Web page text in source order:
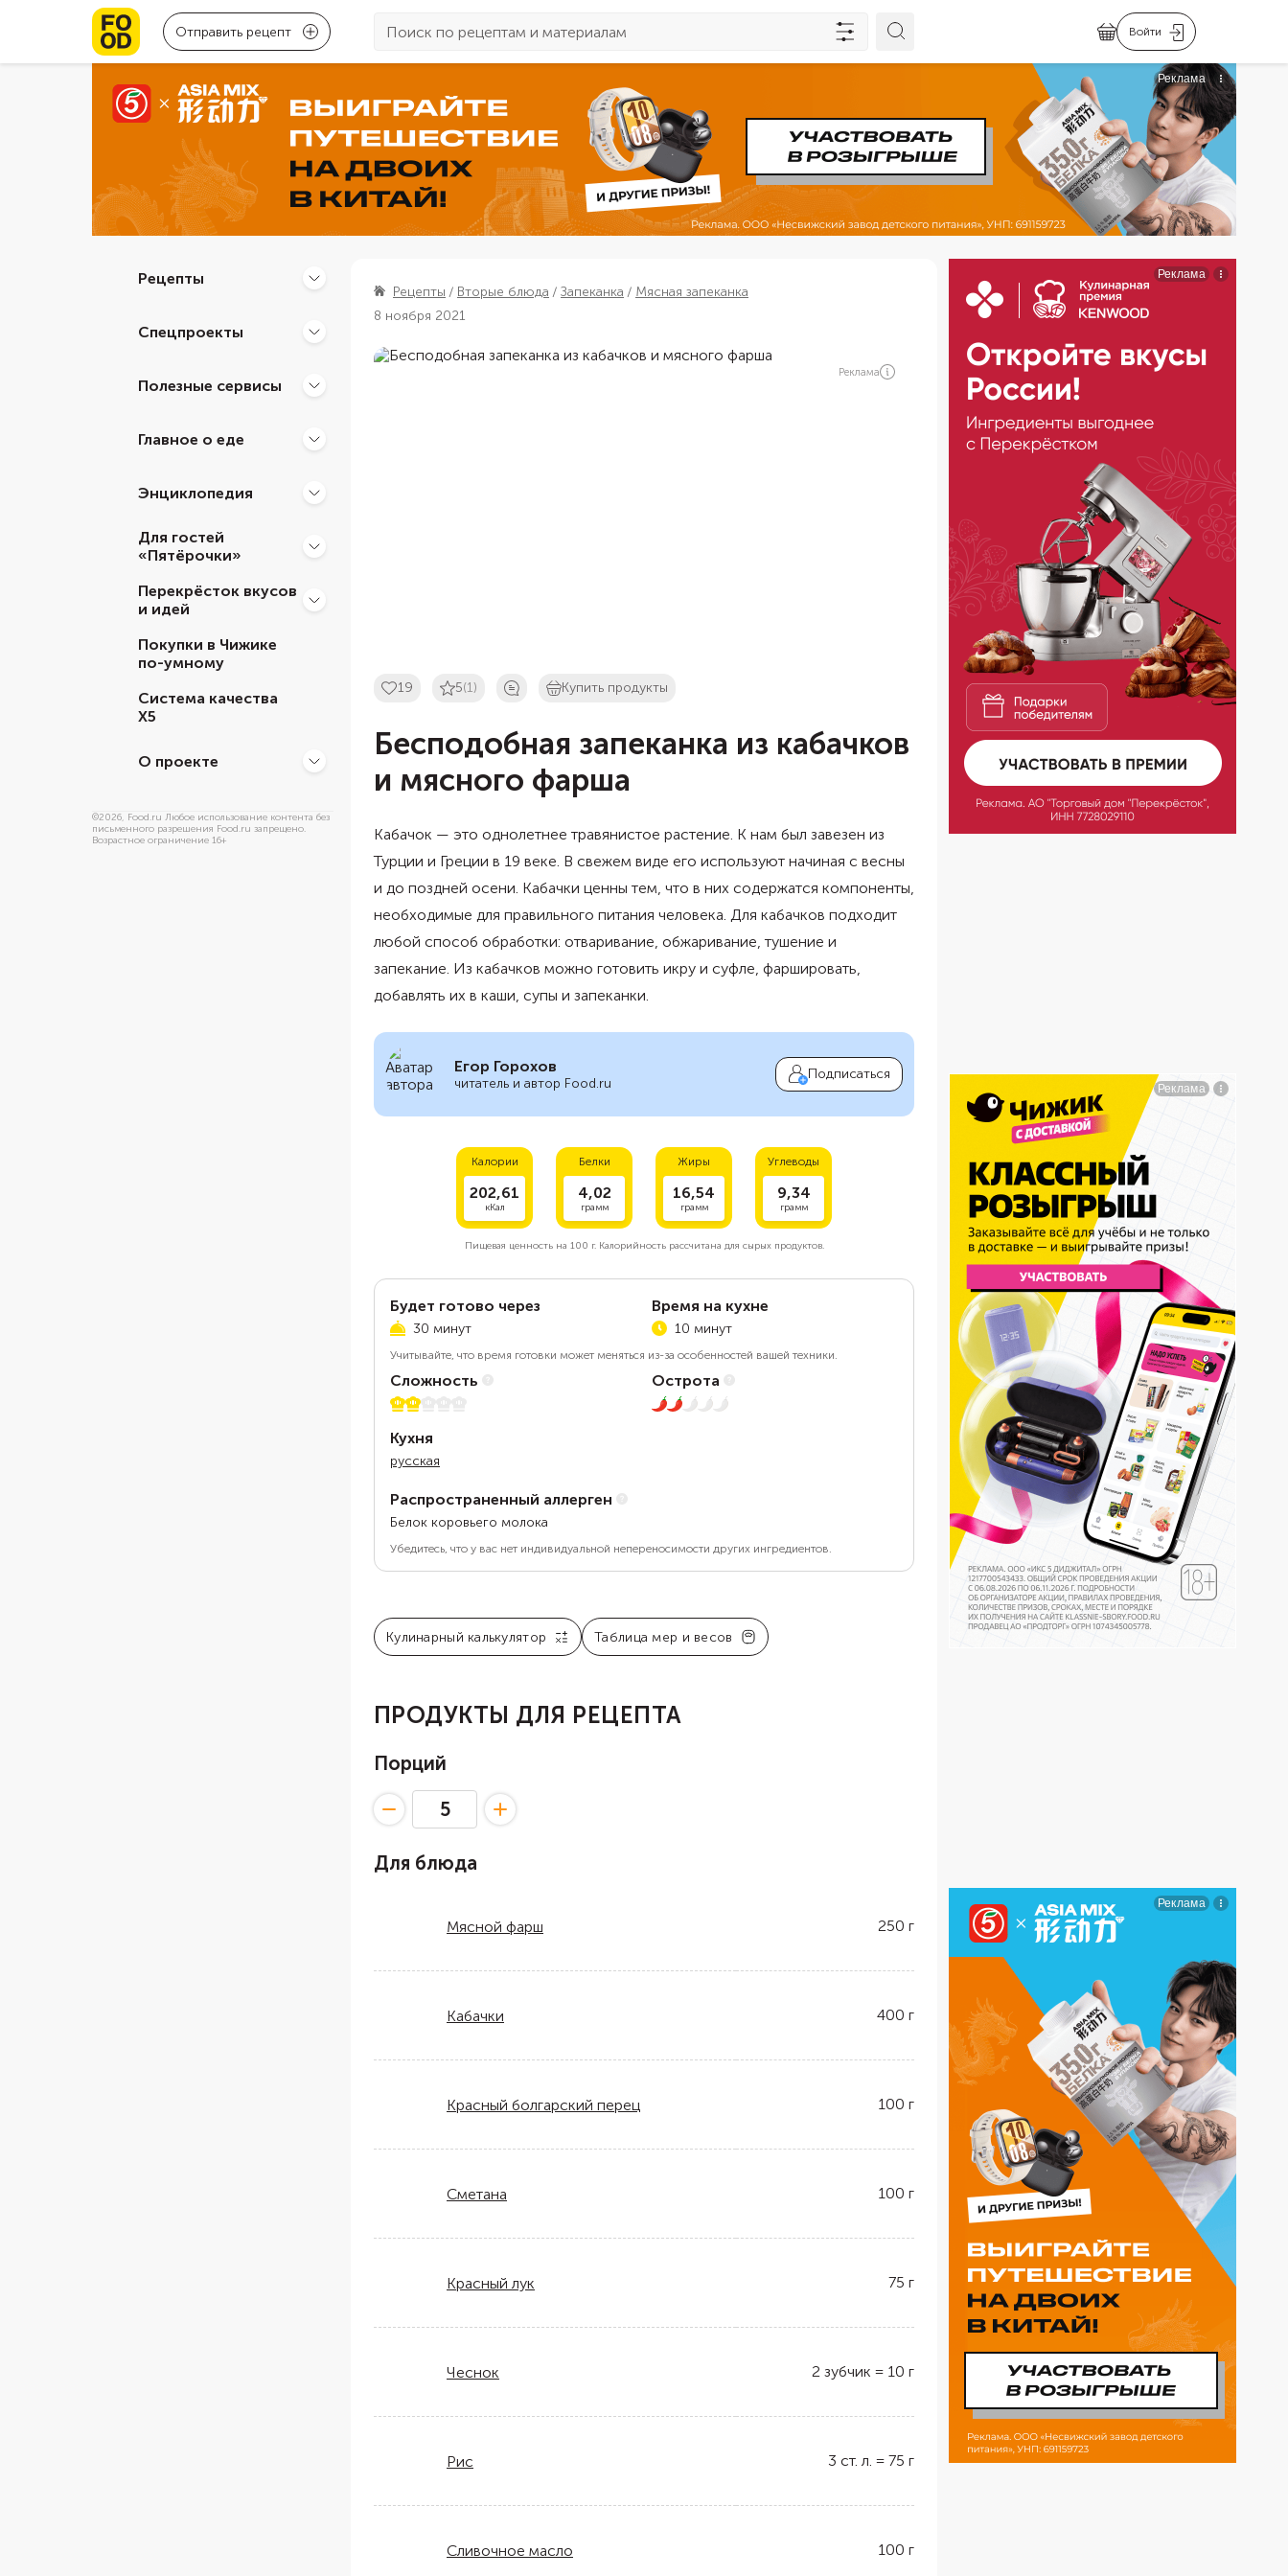
Отправить рецепт Войти
Рецепты
Спецпроекты
Полезные сервисы
Главное о еде
Энциклопедия
Для гостей
«Пятёрочки»
Перекрёсток вкусов
и идей
Покупки в Чижике
по-умному
Система качества
Х5
О проекте
©2026, Food.ru Любое использование контента без
письменного разрешения Food.ru запрещено.
Возрастное ограничение 16+
Рецепты Вторые блюда Запеканка
Мясная запеканка
8 ноября 2021
Реклама
19 5(1) Купить продукты
Бесподобная запеканка из кабачков
и мясного фарша
Кабачок — это однолетнее травянистое растение. К нам был завезен из
Турции и Греции в 19 веке. В свежем виде его используют начиная с весны
и до поздней осени. Кабачки ценны тем, что в них содержатся компоненты,
необходимые для правильного питания человека. Для кабачков подходит
любой способ обработки: отваривание, обжаривание, тушение и
запекание. Из кабачков можно готовить икру и суфле, фаршировать,
добавлять их в каши, супы и запеканки.
Егор Горохов
читатель и автор Food.ru
Подписаться
Калории
202,61
кКал
Белки
4,02
грамм
Жиры
16,54
грамм
Углеводы
9,34
грамм
Пищевая ценность на 100 г.Калорийность рассчитана для сырых продуктов.
Будет готово через
30 минут
Время на кухне
10 минут
Учитывайте, что время готовки может меняться из-за особенностей вашей техники.
Сложность
2 из 5
Острота
2 из 5
Кухня
русская
Распространенный аллерген
Белок коровьего молока
Убедитесь, что у вас нет индивидуальной непереносимости других ингредиентов.
Кулинарный калькулятор Таблица мер и весов
ПРОДУКТЫ ДЛЯ РЕЦЕПТА
Порций
Для блюда
Мясной фарш 250 г
Кабачки 400 г
Красный болгарский перец 100 г
Сметана 100 г
Красный лук 75 г
Чеснок 2 зубчик = 10 г
Рис 3 ст. л. = 75 г
Сливочное масло 100 г